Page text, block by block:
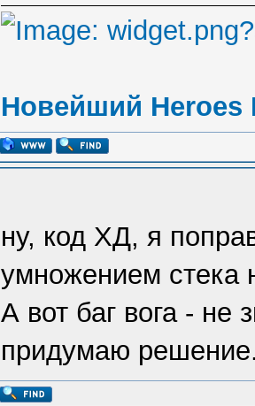
Новейший Heroes
ну, код ХД, я
умножением стека
А вот баг вога - не
придумаю